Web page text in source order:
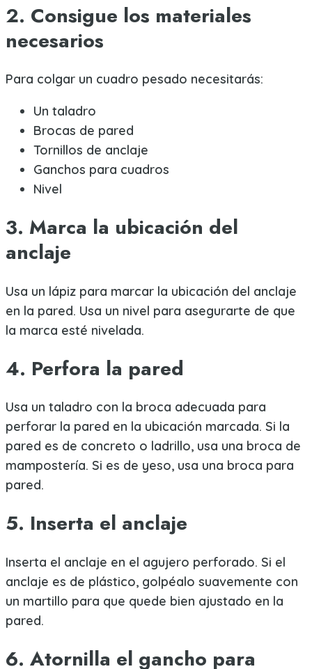
2. Consigue los materiales
necesarios
Para colgar un cuadro pesado necesitarás:
Un taladro
Brocas de pared
Tornillos de anclaje
Ganchos para cuadros
Nivel
3. Marca la ubicación del
anclaje
Usa un lápiz para marcar la ubicación del anclaje
en la pared. Usa un nivel para asegurarte de que
la marca esté nivelada.
4. Perfora la pared
Usa un taladro con la broca adecuada para
perforar la pared en la ubicación marcada. Si la
pared es de concreto o ladrillo, usa una broca de
mampostería. Si es de yeso, usa una broca para
pared.
5. Inserta el anclaje
Inserta el anclaje en el agujero perforado. Si el
anclaje es de plástico, golpéalo suavemente con
un martillo para que quede bien ajustado en la
pared.
6. Atornilla el gancho para